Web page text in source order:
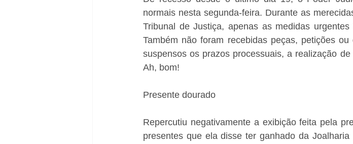
normais nesta segunda-feira. Durante as
Tribunal de Justiça, apenas as medidas
Também não foram recebidas peças, petições
suspensos os prazos processuais, a realização
Ah, bom!
Presente dourado
Repercutiu negativamente a exibição feita pela
presentes que ela disse ter ganhado da